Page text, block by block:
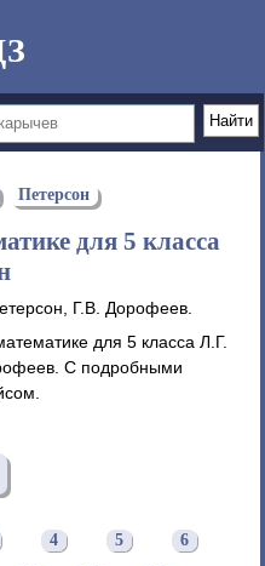
Петерсон
для 5 класса
Г.В. Дорофеев.
для 5 класса Л.Г.
С подробными
4 5 6